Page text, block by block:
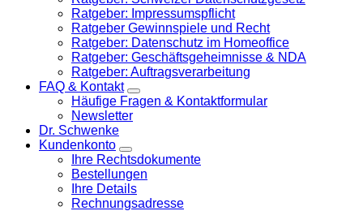
Ratgeber: Impressumspflicht
Ratgeber Gewinnspiele und Recht
Ratgeber: Datenschutz im Homeoffice
Ratgeber: Geschäftsgeheimnisse & NDA
Ratgeber: Auftragsverarbeitung
FAQ & Kontakt
Häufige Fragen & Kontaktformular
Newsletter
Dr. Schwenke
Kundenkonto
Ihre Rechtsdokumente
Bestellungen
Ihre Details
Rechnungsadresse